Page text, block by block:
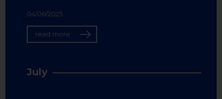
04/06/2025
read more
July